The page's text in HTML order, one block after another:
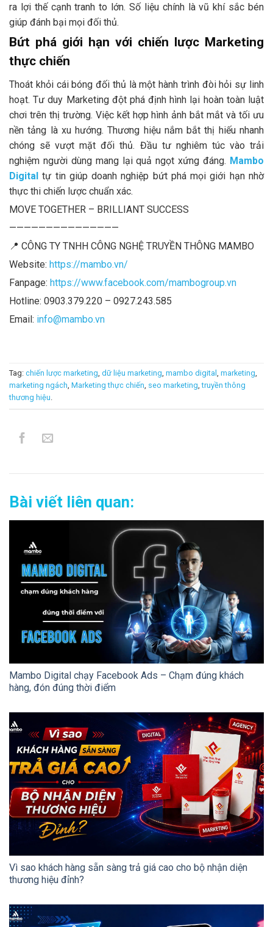
ra lợi thế cạnh tranh to lớn. Số liệu chính là vũ khí sắc bén
giúp đánh bại mọi đối thủ.
Bứt phá giới hạn với chiến lược Marketing
thực chiến
Thoát khỏi cái bóng đối thủ là một hành trình đòi hỏi sự linh
hoạt. Tư duy Marketing đột phá định hình lại hoàn toàn luật
chơi trên thị trường. Việc kết hợp hình ảnh bắt mắt và tối ưu
nền tảng là xu hướng. Thương hiệu nắm bắt thị hiếu nhanh
chóng sẽ vượt mặt đối thủ. Đầu tư nghiêm túc vào trải
nghiệm người dùng mang lại quả ngọt xứng đáng. Mambo
Digital tự tin giúp doanh nghiệp bứt phá mọi giới hạn nhờ
thực thi chiến lược chuẩn xác.
MOVE TOGETHER – BRILLIANT SUCCESS
———————————————
📍 CÔNG TY TNHH CÔNG NGHỆ TRUYỀN THÔNG MAMBO
Website: https://mambo.vn/
Fanpage: https://www.facebook.com/mambogroup.vn
Hotline: 0903.379.220 – 0927.243.585
Email: info@mambo.vn
Tag: chiến lược marketing, dữ liệu marketing, mambo digital , marketing,
marketing ngách, Marketing thực chiến, seo marketing,truyền thông
thương hiệu.
Bài viết liên quan:
Mambo Digital chạy Facebook Ads – Chạm đúng khách
hàng, đón đúng thời điểm
Vì sao khách hàng sẵn sàng trả giá cao cho bộ nhận diện
thương hiệu đỉnh?